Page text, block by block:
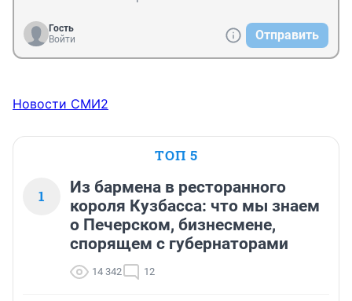
Гость
Войти
Отправить
Новости СМИ2
ТОП 5
1
Из бармена в ресторанного
короля Кузбасса: что мы знаем
о Печерском, бизнесмене,
спорящем с губернаторами
14 342 12